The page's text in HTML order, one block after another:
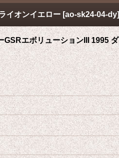
イオンイエロー [ao-sk24-04-dy]
GSRエボリューションIII 1995 ダ